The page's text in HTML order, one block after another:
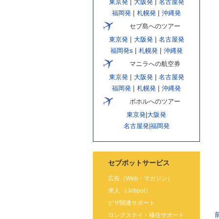
東京発| 大阪発| 名古屋発
福岡発
札幌発
沖縄発
セブ島へのツアー
東京発| 大阪発| 名古屋発
福岡発s
札幌発| 沖縄発
マニラへの航空券
東京発| 大阪発| 名古屋発
福岡発
札幌発
沖縄発
ボホルへのツアー
東京発 大阪発
名古屋発| 福岡発
セブポットサービス
広告（Web・マガジン）
求人 （Jobpot）
ビザ関連サポート
ロングステイ・移住サポート